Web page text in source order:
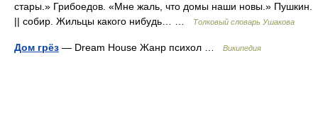
стары.» Грибоедов. «Мне жаль, что домы наши новы.» Пушкин.
|| собир. Жильцы какого нибудь… …
Толковый словарь Ушакова
Дом грёз — Dream House Жанр психол … Википедия